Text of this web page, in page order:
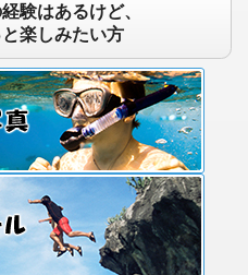
験はあるけど、
楽しみたい方